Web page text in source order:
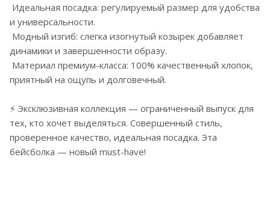
Идеальная посадка: регулируемый размер для удобства
и универсальности.
Модный изгиб: слегка изогнутый козырек добавляет
динамики и завершенности образу.
Материал премиум-класса: 100% качественный хлопок,
приятный на ощупь и долговечный.
⚡ Эксклюзивная коллекция — ограниченный выпуск для
тех, кто хочет выделяться. Совершенный стиль,
проверенное качество, идеальная посадка. Эта
бейсболка — новый must-have!